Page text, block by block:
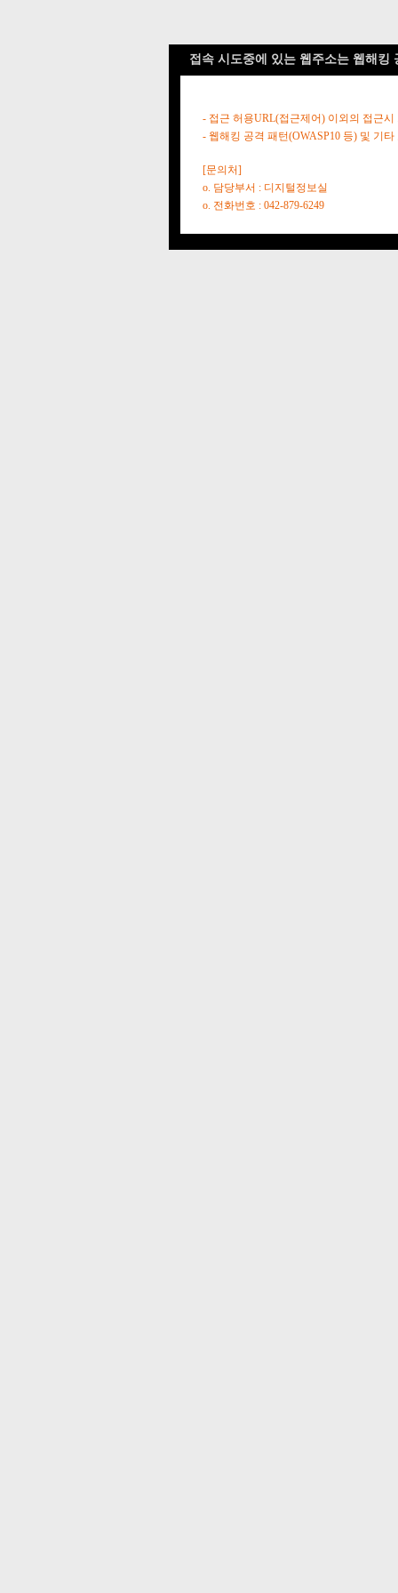
접속 시도중에 있는 웹주소는 웹해킹
- 접근 허용URL(접근제어) 이외의 접근시
- 웹해킹 공격 패턴(OWASP10 등) 및 기
[문의처]
o. 담당부서 : 디지털정보실
o. 전화번호 : 042-879-6249